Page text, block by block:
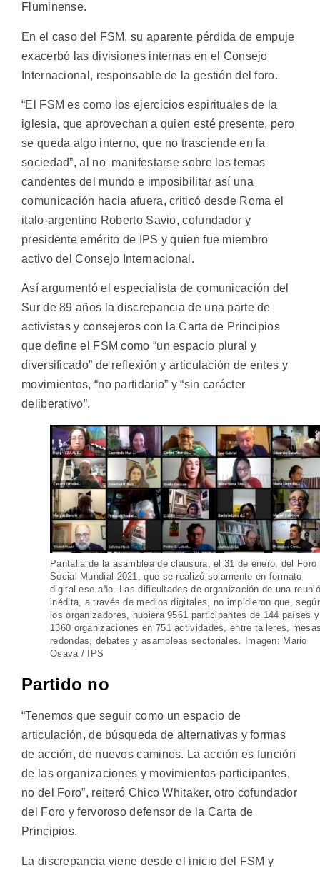
Fluminense.
En el caso del FSM, su aparente pérdida de empuje
exacerbó las divisiones internas en el Consejo
Internacional, responsable de la gestión del foro.
“El FSM es como los ejercicios espirituales de la
iglesia, que aprovechan a quien esté presente, pero
se queda algo interno, que no trasciende en la
sociedad”, al no manifestarse sobre los temas
candentes del mundo e imposibilitar así una
comunicación hacia afuera, criticó desde Roma el
italo-argentino Roberto Savio, cofundador y
presidente emérito de IPS y quien fue miembro
activo del Consejo Internacional.
Así argumentó el especialista de comunicación del
Sur de 89 años la discrepancia de una parte de
activistas y consejeros con la Carta de Principios
que define el FSM como “un espacio plural y
diversificado” de reflexión y articulación de entes y
movimientos, “no partidario” y “sin carácter
deliberativo”.
Pantalla de la asamblea de clausura, el 31 de enero, del Foro
Social Mundial 2021, que se realizó solamente en formato
digital ese año. Las dificultades de organización de una
inédita, a través de medios digitales, no impidieron que,
los organizadores, hubiera 9561 participantes de 144 países y
1360 organizaciones en 751 actividades, entre talleres,
redondas, debates y asambleas sectoriales. Imagen: Mario
Osava / IPS
Partido no
“Tenemos que seguir como un espacio de
articulación, de búsqueda de alternativas y formas
de acción, de nuevos caminos. La acción es función
de las organizaciones y movimientos participantes,
no del Foro”, reiteró Chico Whitaker, otro cofundador
del Foro y fervoroso defensor de la Carta de
Principios.
La discrepancia viene desde el inicio del FSM y